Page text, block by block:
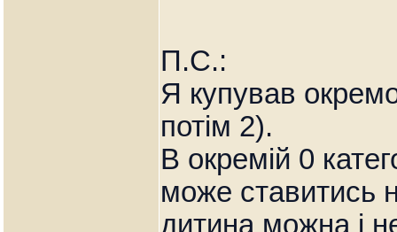
П.С.:
Я купував
потім 2).
В окремій 0
може ставитись
дитина можна і